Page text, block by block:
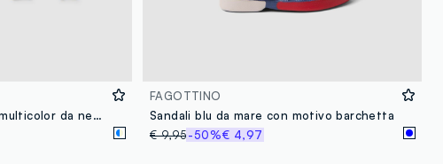
Pigiama in puro cotone multicolor da neonato regular fit con stampa
FAGOTTINO
Sandali blu da mare con motivo barchetta
€ 9,95-50%€ 4,97